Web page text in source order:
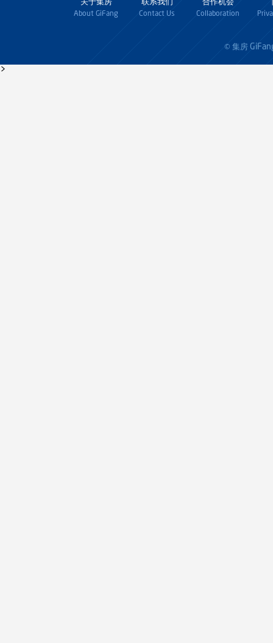
关于集房
About GiFang
联系我们
Contact Us
合作机会
Collaboration
© 集房
>